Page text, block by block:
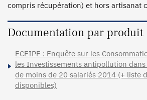
Documentation par produit
ECEIPE : Enquête sur les
les Investissements antipollution
de moins de 20 salariés 2014 (+ liste
disponibles)